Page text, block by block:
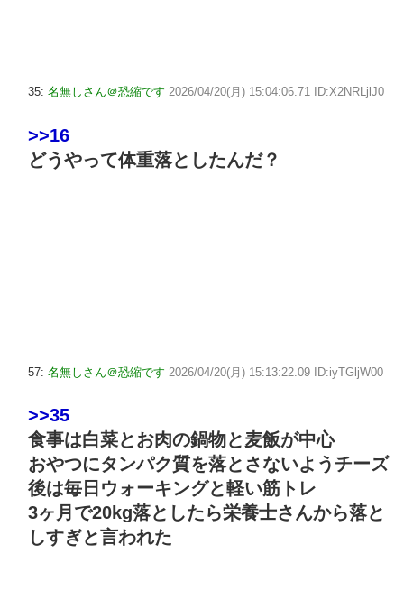
35: 名無しさん＠恐縮です 2026/04/20(月) 15:04:06.71 ID:X2NRLjlJ0
>>16
どうやって体重落としたんだ？
57: 名無しさん＠恐縮です 2026/04/20(月) 15:13:22.09 ID:iyTGljW00
>>35
食事は白菜とお肉の鍋物と麦飯が中心
おやつにタンパク質を落とさないようチーズ
後は毎日ウォーキングと軽い筋トレ
3ヶ月で20kg落としたら栄養士さんから落と
しすぎと言われた